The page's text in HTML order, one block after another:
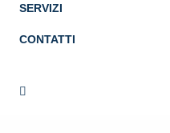
SERVIZI
CONTATTI